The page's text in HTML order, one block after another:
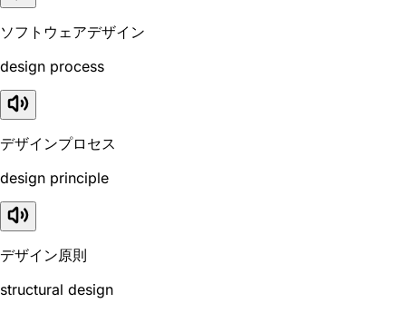
ソフトウェアデザイン
design process
デザインプロセス
design principle
デザイン原則
structural design